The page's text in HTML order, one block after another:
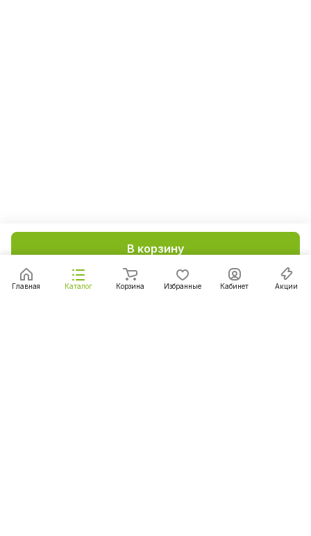
В корзину
Главная Каталог Корзина Избранные Кабинет Акции